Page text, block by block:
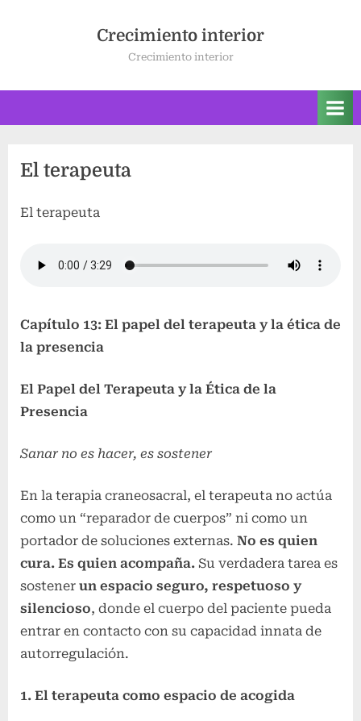
Crecimiento interior
Crecimiento interior
El terapeuta
El terapeuta
Capítulo 13: El papel del terapeuta y la ética de
la presencia
El Papel del Terapeuta y la Ética de la
Presencia
Sanar no es hacer, es sostener
En la terapia craneosacral, el terapeuta no actúa
como un “reparador de cuerpos” ni como un
portador de soluciones externas. No es quien
cura. Es quien acompaña. Su verdadera tarea es
sostener un espacio seguro, respetuoso y
silencioso, donde el cuerpo del paciente pueda
entrar en contacto con su capacidad innata de
autorregulación.
1. El terapeuta como espacio de acogida